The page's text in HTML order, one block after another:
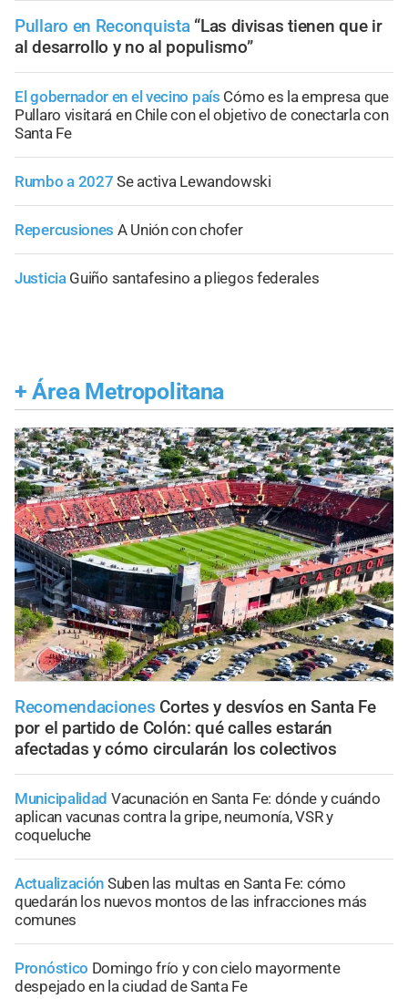
Pullaro en Reconquista “Las divisas tienen que ir
al desarrollo y no al populismo”
El gobernador en el vecino país Cómo es la empresa que
Pullaro visitará en Chile con el objetivo de conectarla con
Santa Fe
Rumbo a 2027 Se activa Lewandowski
Repercusiones A Unión con chofer
Justicia Guiño santafesino a pliegos federales
+ Área Metropolitana
Recomendaciones Cortes y desvíos en Santa Fe
por el partido de Colón: qué calles estarán
afectadas y cómo circularán los colectivos
Municipalidad Vacunación en Santa Fe: dónde y cuándo
aplican vacunas contra la gripe, neumonía, VSR y
coqueluche
Actualización Suben las multas en Santa Fe: cómo
quedarán los nuevos montos de las infracciones más
comunes
Pronóstico Domingo frío y con cielo mayormente
despejado en la ciudad de Santa Fe